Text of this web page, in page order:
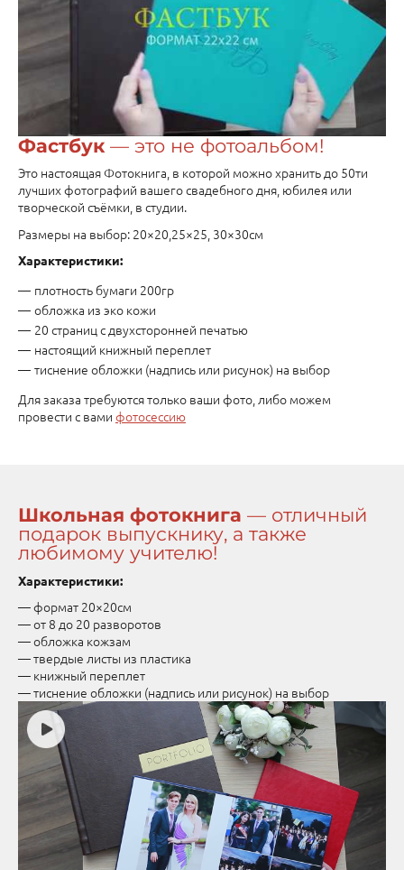
Фастбук — это не фотоальбом!
Это настоящая Фотокнига, в которой можно хранить до 50ти
лучших фотографий вашего свадебного дня, юбилея или
творческой съёмки, в студии.
Размеры на выбор: 20×20,25×25, 30×30см
Характеристики:
плотность бумаги 200гр
обложка из эко кожи
20 страниц с двухсторонней печатью
настоящий книжный переплет
тиснение обложки (надпись или рисунок) на выбор
Для заказа требуются только ваши фото, либо можем
провести с вами фотосессию
Школьная фотокнига — отличный
подарок выпускнику, а также
любимому учителю!
Характеристики:
— формат 20×20см
— от 8 до 20 разворотов
— обложка кожзам
— твердые листы из пластика
— книжный переплет
— тиснение обложки (надпись или рисунок) на выбор